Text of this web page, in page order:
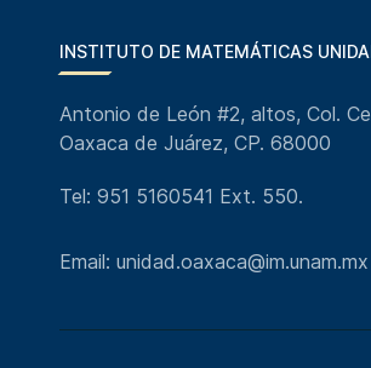
INSTITUTO DE MATEMÁTICAS
Antonio de León #2, altos, Col.
Oaxaca de Juárez, CP. 68000
Tel: 951 5160541 Ext. 550.
Email: unidad.oaxaca@im.unam.mx